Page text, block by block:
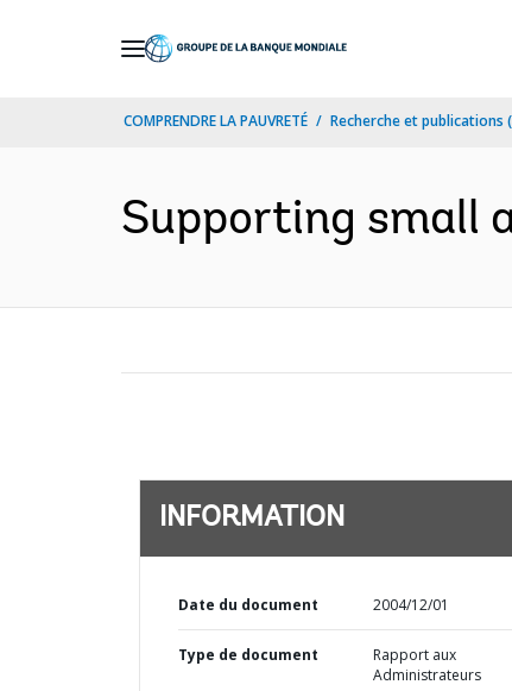
COMPRENDRE LA PAUVRETÉ Recherche et publications
Supporting small
INFORMATION
Date du document 2004/12/01
Type de document
Rapport aux
Administrateurs